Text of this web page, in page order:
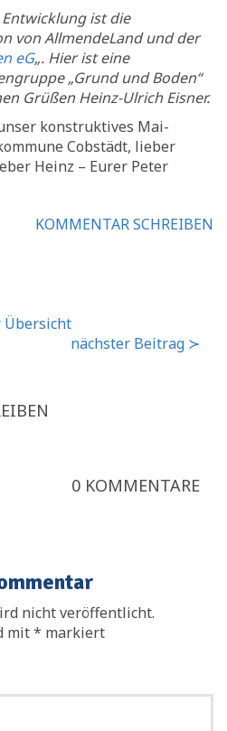
ist die
von AllmendeLand und der
eG„. Hier ist eine
„Grund und Boden“
Grüßen Heinz-Ulrich Eisner.
konstruktives Mai-
Cobstädt, lieber
Heinz – Eurer Peter
KOMMENTAR SCHREIBEN
Übersicht
nächster Beitrag ≻
0 KOMMENTARE
nicht veröffentlicht.
mit* markiert